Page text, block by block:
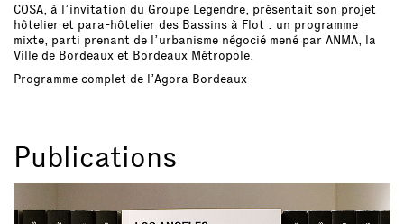
COSA, à l’invitation du Groupe Legendre, présentait son projet
hôtelier et para-hôtelier des Bassins à Flot : un programme
mixte, parti prenant de l’urbanisme négocié mené par ANMA, la
Ville de Bordeaux et Bordeaux Métropole.
Programme complet de l’Agora Bordeaux
Publications